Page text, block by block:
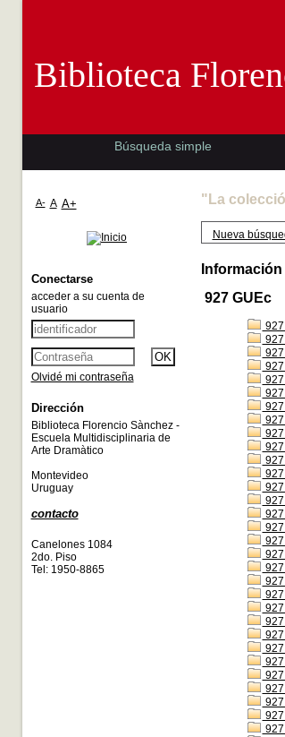
"La
Nueva
927 GUEc
927
927
Biblioteca
Búsqueda simple
A- A A+
Conectarse
acceder a su cuenta de
usuario
Olvidé mi contraseña
Dirección
Biblioteca Florencio Sànchez -
Escuela Multidisciplinaria de
Arte Dramàtico
Montevideo
Uruguay
contacto
Canelones 1084
2do. Piso
Tel: 1950-8865